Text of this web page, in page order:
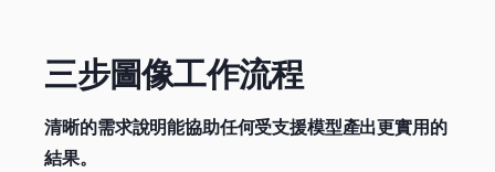
三步圖像工作流程
清晰的需求說明能協助任何受支援模型產出更實用的
結果。